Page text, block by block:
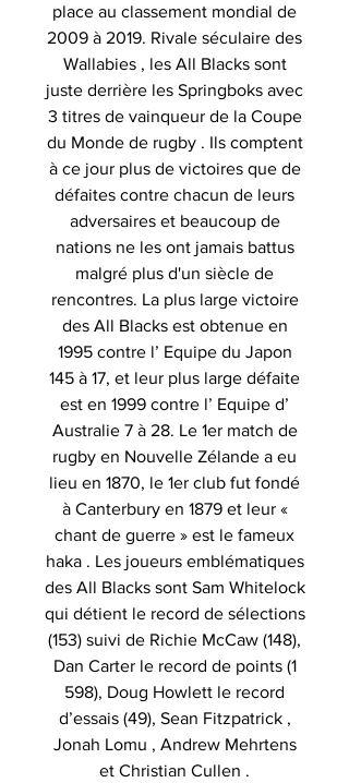
place au classement mondial de
2009 à 2019. Rivale séculaire des
Wallabies , les All Blacks sont
juste derrière les Springboks avec
3 titres de vainqueur de la Coupe
du Monde de rugby . Ils comptent
à ce jour plus de victoires que de
défaites contre chacun de leurs
adversaires et beaucoup de
nations ne les ont jamais battus
malgré plus d'un siècle de
rencontres. La plus large victoire
des All Blacks est obtenue en
1995 contre l’ Equipe du Japon
145 à 17, et leur plus large défaite
est en 1999 contre l’ Equipe d’
Australie 7 à 28. Le 1er match de
rugby en Nouvelle Zélande a eu
lieu en 1870, le 1er club fut fondé
à Canterbury en 1879 et leur «
chant de guerre » est le fameux
haka . Les joueurs emblématiques
des All Blacks sont Sam Whitelock
qui détient le record de sélections
(153) suivi de Richie McCaw (148),
Dan Carter le record de points (1
598), Doug Howlett le record
d’essais (49), Sean Fitzpatrick ,
Jonah Lomu , Andrew Mehrtens
et Christian Cullen .